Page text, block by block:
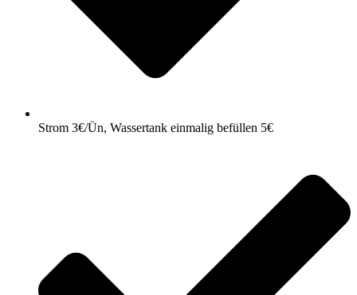
Strom 3€/Ün, Wassertank einmalig befüllen 5€